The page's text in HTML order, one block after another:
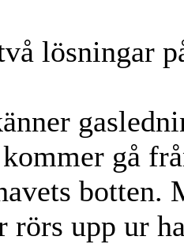
lösningar
gå
upp ur